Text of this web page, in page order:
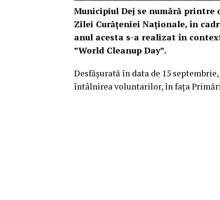
Municipiul Dej se numără printre
Zilei Curăţeniei Naţionale, în
anul acesta s-a realizat în
”World Cleanup Day”.
Desfăşurată în data de 15
întâlnirea voluntarilor, în fața